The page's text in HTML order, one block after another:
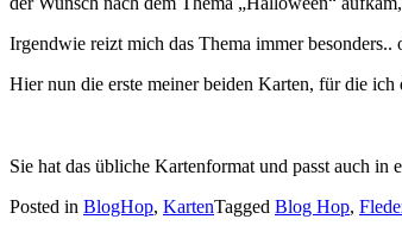
Irgendwie reizt mich das Thema immer
Hier nun die erste meiner beiden Karten, für die
Sie hat das übliche Kartenformat und passt auch in
Posted in BlogHop, KartenTagged Blog Hop,